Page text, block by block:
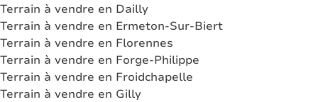
Terrain à vendre en Dailly
Terrain à vendre en Ermeton-Sur-Biert
Terrain à vendre en Florennes
Terrain à vendre en Forge-Philippe
Terrain à vendre en Froidchapelle
Terrain à vendre en Gilly